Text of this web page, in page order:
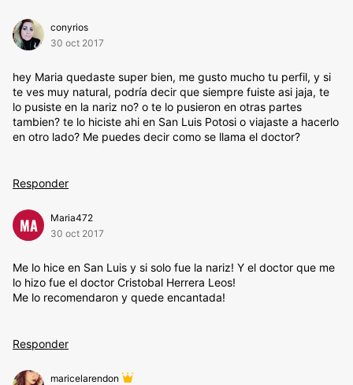
conyrios
30 oct 2017
hey Maria quedaste super bien, me gusto mucho tu perfil, y si
te ves muy natural, podría decir que siempre fuiste asi jaja, te
lo pusiste en la nariz no? o te lo pusieron en otras partes
tambien? te lo hiciste ahi en San Luis Potosi o viajaste a hacerlo
en otro lado? Me puedes decir como se llama el doctor?
Responder
MA
Maria472
30 oct 2017
Me lo hice en San Luis y si solo fue la nariz! Y el doctor que me
lo hizo fue el doctor Cristobal Herrera Leos!
Me lo recomendaron y quede encantada!
Responder
maricelarendon